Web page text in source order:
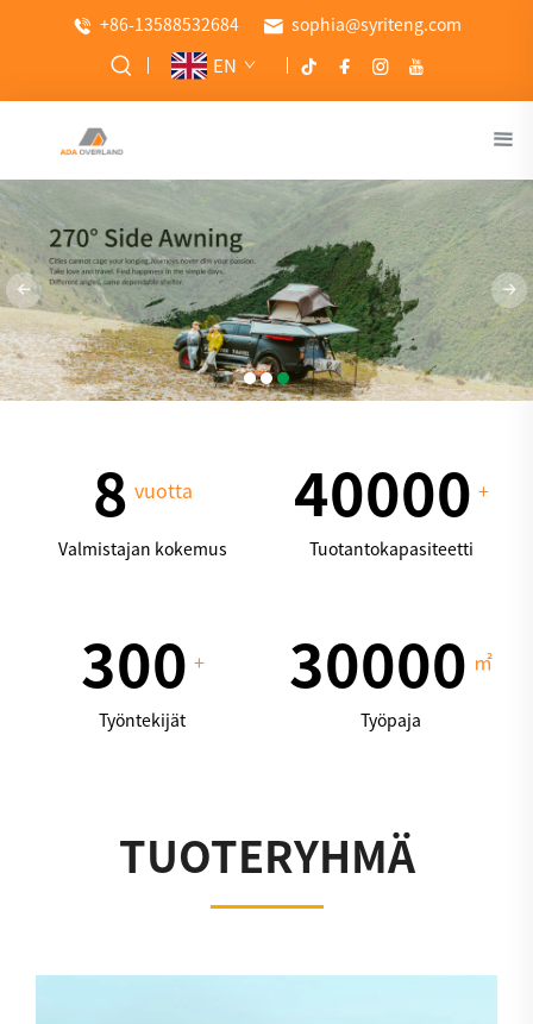
+86-13588532684 sophia@syriteng.com
EN
8 vuotta
Valmistajan kokemus
40000 +
Tuotantokapasiteetti
300 +
Työntekijät
30000 ㎡
Työpaja
TUOTERYHMÄ